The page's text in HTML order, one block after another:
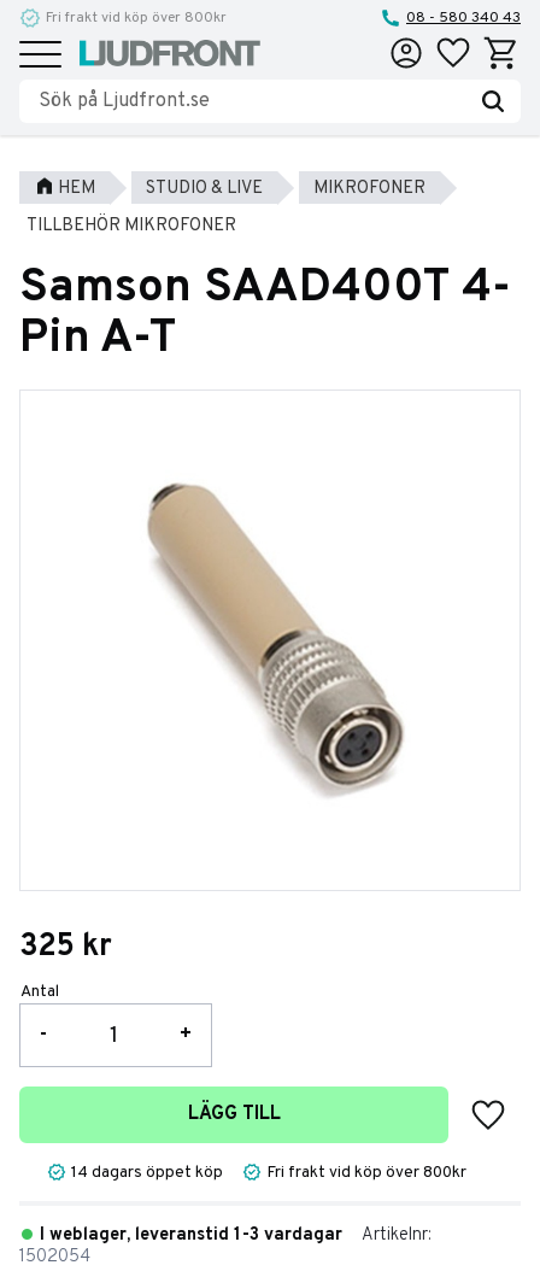
Meny
Fri frakt vid köp över 800kr 08 - 580 340 43
Favoriter
HEM STUDIO & LIVE
MIKROFONER
TILLBEHÖR MIKROFONER
Samson SAAD400T 4-
Pin A-T
325 kr
Antal
+
-
LÄGG TILL
Lägg
14 dagars öppet köp Fri frakt vid köp över 800kr
I weblager, leveranstid 1-3 vardagar
Artikelnr
1502054